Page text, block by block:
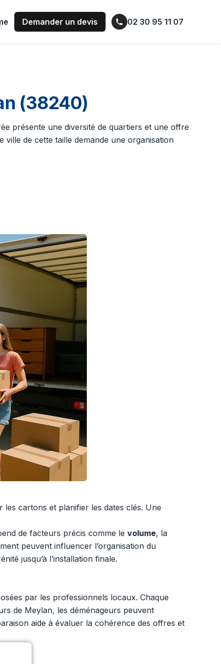
Demander un devis 02 30 95 11 07
(38240)
présente une diversité de quartiers et une offre
ville de cette taille demande une organisation
cartons et planifier les dates clés. Une
de facteurs précis comme le volume, la
peuvent influencer l’organisation du
jusqu’à l’installation finale.
par les professionnels locaux. Chaque
de Meylan, les déménageurs peuvent
aide à évaluer la cohérence des offres et